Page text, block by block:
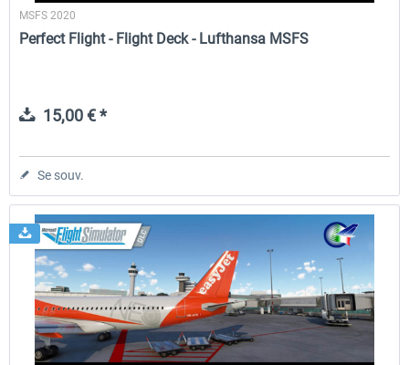
MSFS 2020
Perfect Flight - Flight Deck - Lufthansa MSFS
15,00 € *
Se souv.